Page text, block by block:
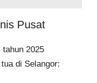
Pusat
2025
di Selangor: